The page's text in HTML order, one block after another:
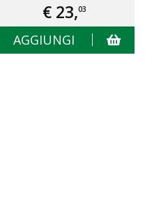
€ 23,03
AGGIUNGI